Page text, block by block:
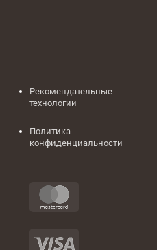
Рекомендательные
технологии
Политика
конфиденциальности